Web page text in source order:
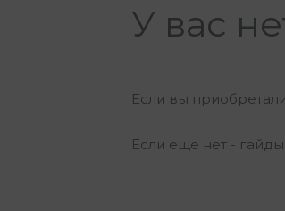
У вас
Если вы
Если еще нет -